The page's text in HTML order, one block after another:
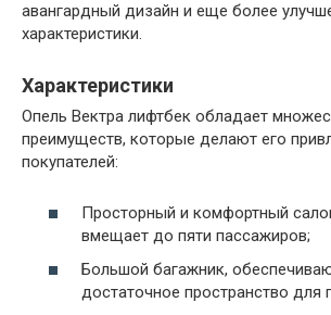
авангардный дизайн и еще более
характеристики.
Характеристики
Опель Вектра лифтбек обладает
преимуществ, которые делают его
покупателей:
Просторный и комфортный
вмещает до пяти пассажиров;
Большой багажник,
достаточное пространство для